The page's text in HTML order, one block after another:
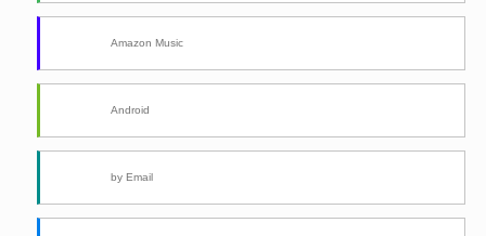
Amazon Music
Android
by Email